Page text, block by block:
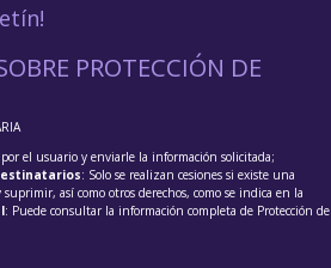
PROTECCIÓN DE
el usuario y enviarle la información solicitada;
: Solo se realizan cesiones si existe una
suprimir, así como otros derechos, como se indica en la
: Puede consultar la información completa de Protección de